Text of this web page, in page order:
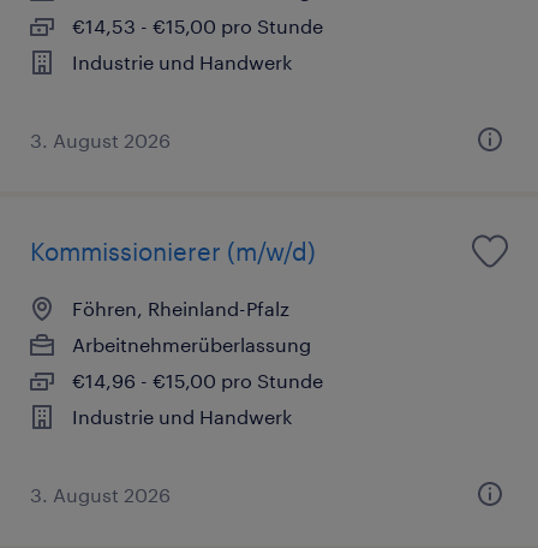
€14,53 - €15,00 pro Stunde
Industrie und Handwerk
3. August 2026
Kommissionierer (m/w/d)
Föhren, Rheinland-Pfalz
Arbeitnehmerüberlassung
€14,96 - €15,00 pro Stunde
Industrie und Handwerk
3. August 2026